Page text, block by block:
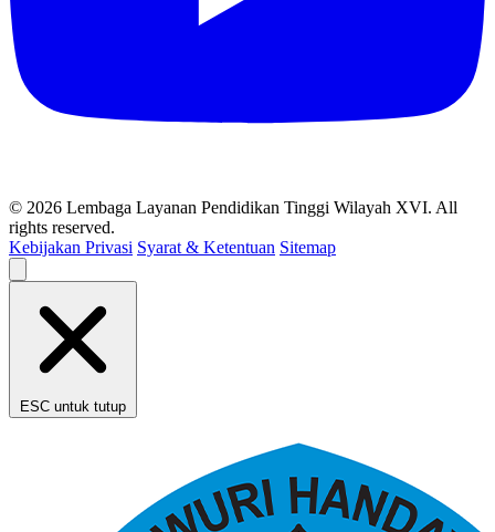
© 2026 Lembaga Layanan Pendidikan Tinggi Wilayah XVI. All
rights reserved.
Kebijakan Privasi Syarat & Ketentuan Sitemap
ESC untuk tutup